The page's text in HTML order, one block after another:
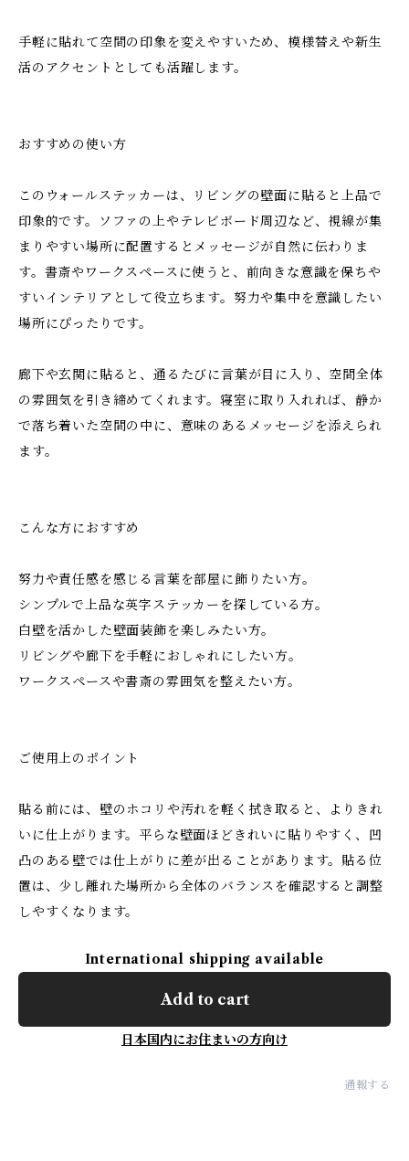
手軽に貼れて空間の印象を変えやすいため、模様替えや新生
活のアクセントとしても活躍します。
おすすめの使い方
このウォールステッカーは、リビングの壁面に貼ると上品で
印象的です。ソファの上やテレビボード周辺など、視線が集
まりやすい場所に配置するとメッセージが自然に伝わりま
す。書斎やワークスペースに使うと、前向きな意識を保ちや
すいインテリアとして役立ちます。努力や集中を意識したい
場所にぴったりです。
廊下や玄関に貼ると、通るたびに言葉が目に入り、空間全体
の雰囲気を引き締めてくれます。寝室に取り入れれば、静か
で落ち着いた空間の中に、意味のあるメッセージを添えられ
ます。
こんな方におすすめ
努力や責任感を感じる言葉を部屋に飾りたい方。
シンプルで上品な英字ステッカーを探している方。
白壁を活かした壁面装飾を楽しみたい方。
リビングや廊下を手軽におしゃれにしたい方。
ワークスペースや書斎の雰囲気を整えたい方。
ご使用上のポイント
貼る前には、壁のホコリや汚れを軽く拭き取ると、よりきれ
いに仕上がります。平らな壁面ほどきれいに貼りやすく、凹
凸のある壁では仕上がりに差が出ることがあります。貼る位
置は、少し離れた場所から全体のバランスを確認すると調整
しやすくなります。
International shipping available
Add to cart
日本国内にお住まいの方向け
通報する